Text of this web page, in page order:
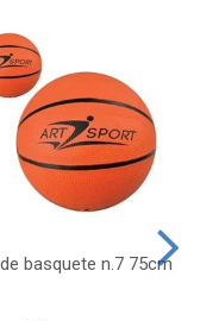
basquete n.7 75cm